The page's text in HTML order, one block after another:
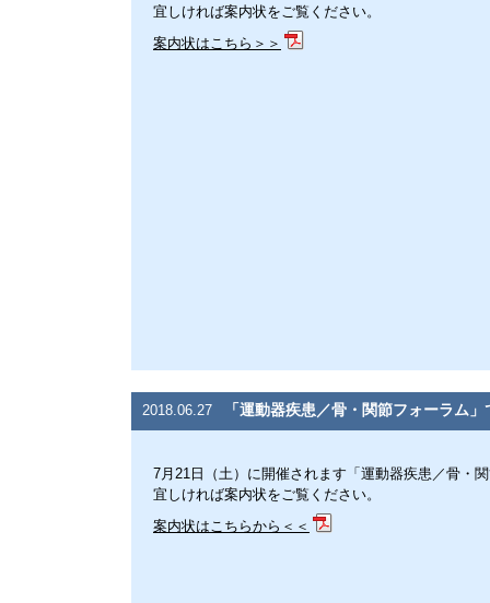
宜しければ案内状をご覧ください。
案内状はこちら＞＞
2018.06.27 「運動器疾患／骨・関節フォーラム
7月21日（土）に開催されます「運動器疾患／骨・
宜しければ案内状をご覧ください。
案内状はこちらから＜＜